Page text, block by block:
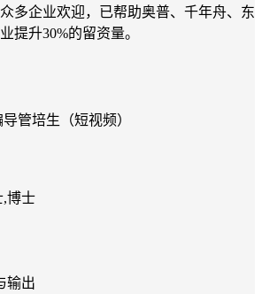
多企业欢迎，已帮助奥普、千年舟、东
提升30%的留资量。
管培生（短视频）
,博士
输出